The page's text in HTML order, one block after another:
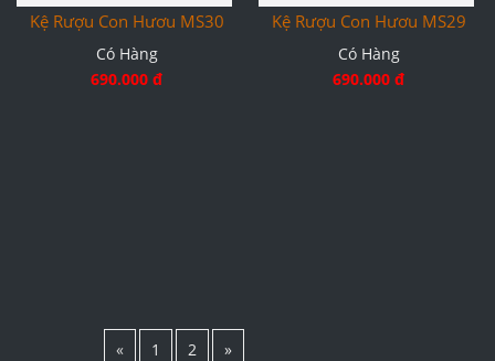
Kệ Rượu Con Hươu MS30
Có Hàng
690.000 đ
Kệ Rượu Con Hươu MS29
Có Hàng
690.000 đ
« 1 2 »